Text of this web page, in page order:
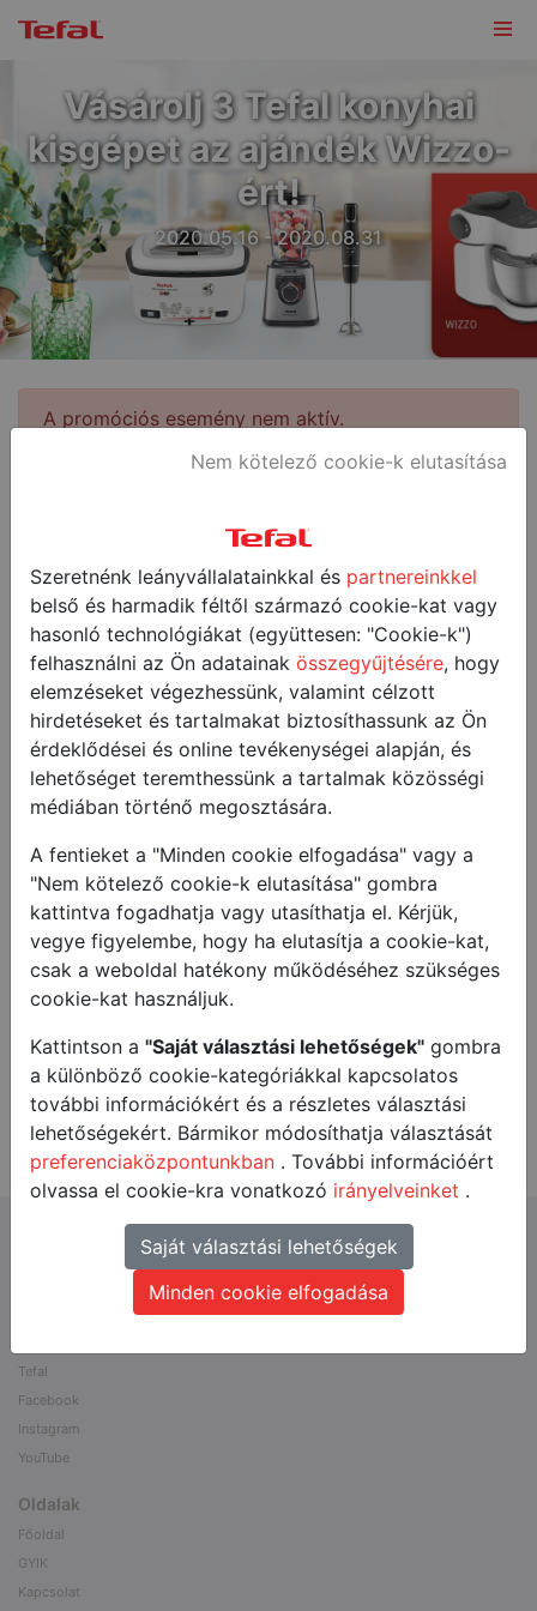
Vásárolj 3 Tefal konyhai
kisgépet az ajándék Wizzo-
ért!
2020.05.16 - 2020.08.31
A promóciós esemény nem aktív.
Vásároljon legalább 3 db TEFAL elektromos konyhai
kisgépet minimum bruttó 50 000 Ft összértékben, és
megajándékozzuk egy WIZZO robotgéppel!
A promóció 2020. május 16-tól augusztus 31-ig tart,
vagy az ajándék 150 db WIZZO robotgép készlet
erejéig.
Regisztráció után töltse fel a vásárlást igazoló
számlák fotóját!
fenti, lenyíló listában találja!
További infromációt a promócióval kapcsolatban a
Részvételi feltételekbenés aGYIKban olvashat!
Kérdése lenne?
tefalpromocio@lauritzen.huemail címen!
Active promoevents
Értékelje a kijelölt Tefal termékek egyikét, és megajándékozzuk!
Tefal Freezi vásárlása esetén ráadás termék
Tefal
Facebook
Instagram
YouTube
Oldalak
Főoldal
GYIK
Kapcsolat
Nem kötelező cookie-k elutasítása
Szeretnénk leányvállalatainkkal és partnereinkkel
belső és harmadik féltől származó cookie-kat vagy
hasonló technológiákat (együttesen: "Cookie-k")
felhasználni az Ön adatainak összegyűjtésére, hogy
elemzéseket végezhessünk, valamint célzott
hirdetéseket és tartalmakat biztosíthassunk az Ön
érdeklődései és online tevékenységei alapján, és
lehetőséget teremthessünk a tartalmak közösségi
médiában történő megosztására.
A fentieket a "Minden cookie elfogadása" vagy a
"Nem kötelező cookie-k elutasítása" gombra
kattintva fogadhatja vagy utasíthatja el. Kérjük,
vegye figyelembe, hogy ha elutasítja a cookie-kat,
csak a weboldal hatékony működéséhez szükséges
cookie-kat használjuk.
Kattintson a "Saját választási lehetőségek" gombra
a különböző cookie-kategóriákkal kapcsolatos
további információkért és a részletes választási
lehetőségekért. Bármikor módosíthatja választását
preferenciaközpontunkban . További információért
olvassa el cookie-kra vonatkozó irányelveinket .
Saját választási lehetőségek
Minden cookie elfogadása